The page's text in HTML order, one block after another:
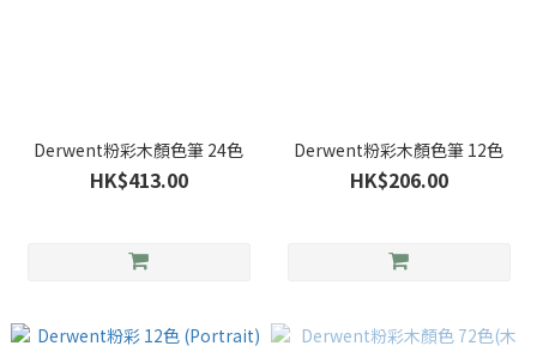
Derwent粉彩木顏色筆 24色
HK$413.00
Derwent粉彩木顏色筆 12色
HK$206.00